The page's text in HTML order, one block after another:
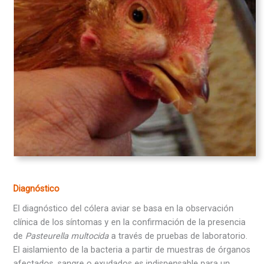
Diagnóstico
El diagnóstico del cólera aviar se basa en la observación
clínica de los síntomas y en la confirmación de la presencia
de Pasteurella multocida a través de pruebas de laboratorio.
El aislamiento de la bacteria a partir de muestras de órganos